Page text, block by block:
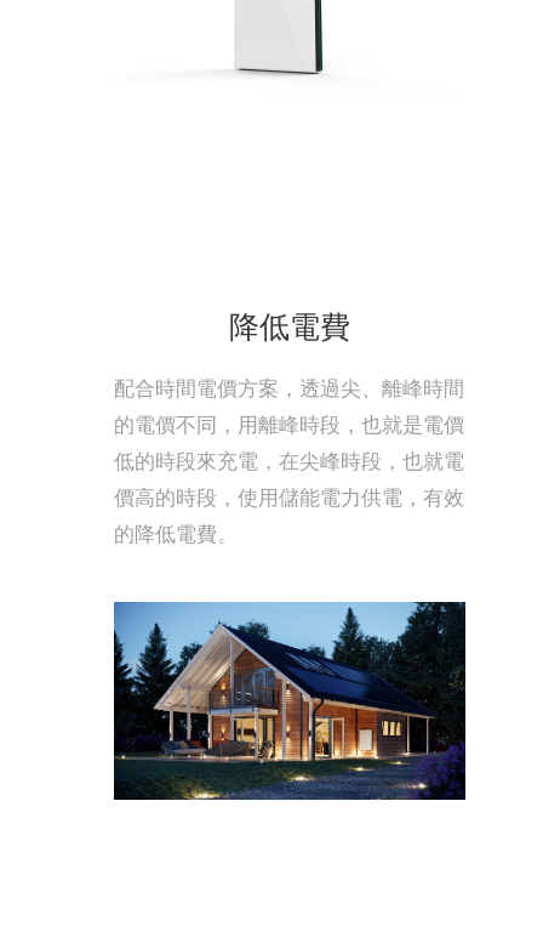
降低電費
配合時間電價方案，透過尖、離峰時間
的電價不同，用離峰時段，也就是電價
低的時段來充電，在尖峰時段，也就電
價高的時段，使用儲能電力供電，有效
的降低電費。